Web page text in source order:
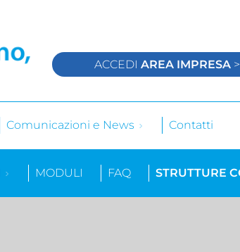
ACCEDIAREA IMPRESA >
Comunicazioni e News Contatti
MODULI FAQ STRUTTURE